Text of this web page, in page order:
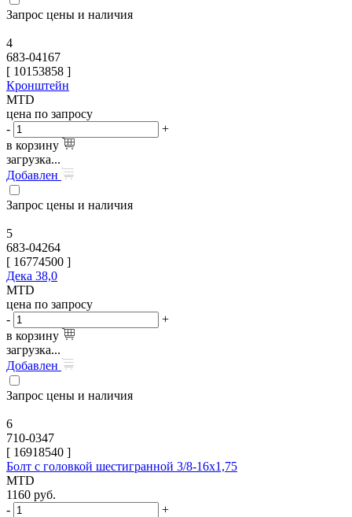
Запрос цены и наличия
4
683-04167
[ 10153858 ]
Кронштейн
MTD
цена по запросу
-
+
в корзину
загрузка...
Добавлен
Запрос цены и наличия
5
683-04264
[ 16774500 ]
Дека 38,0
MTD
цена по запросу
-
+
в корзину
загрузка...
Добавлен
Запрос цены и наличия
6
710-0347
[ 16918540 ]
Болт с головкой шестигранной 3/8-16х1,75
MTD
1160 руб.
-
+